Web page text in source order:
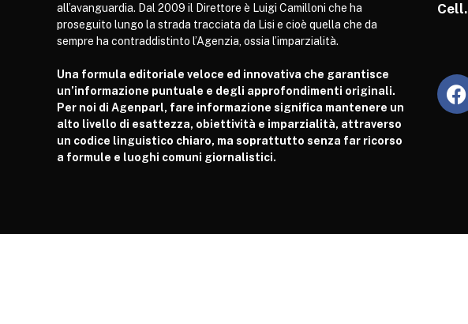
all’avanguardia. Dal 2009 il Direttore è Luigi Camilloni che ha
proseguito lungo la strada tracciata da Lisi e cioè quella che da
sempre ha contraddistinto l’Agenzia, ossia l’imparzialità.
Una formula editoriale veloce ed innovativa che garantisce
un’informazione puntuale e degli approfondimenti originali.
Per noi di Agenparl, fare informazione significa mantenere un
alto livello di esattezza, obiettività e imparzialità, attraverso
un codice linguistico chiaro, ma soprattutto senza far ricorso
a formule e luoghi comuni giornalistici.
Cell.